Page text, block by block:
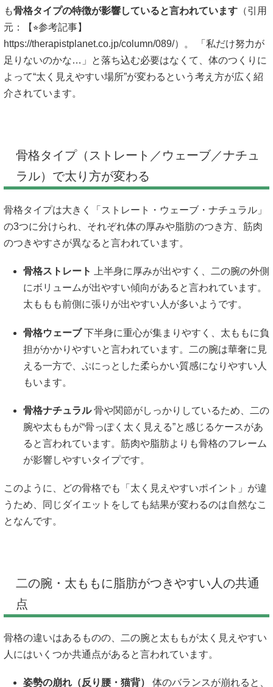
も骨格タイプの特徴が影響していると言われています （引用
元：【⭐︎参考記事】
https://therapistplanet.co.jp/column/089/）。 「私だけ努力が
足りないのかな…」と落ち込む必要はなくて、体のつくりに
よって“太く見えやすい場所”が変わるという考え方が広く紹
介されています。
骨格タイプ（ストレート／ウェーブ／ナチュ
ラル）で太り方が変わる
骨格タイプは大きく「ストレート・ウェーブ・ナチュラル」
の3つに分けられ、それぞれ体の厚みや脂肪のつき方、筋肉
のつきやすさが異なると言われています。
骨格ストレート
上半身に厚みが出やすく、二の腕の外側
にボリュームが出やすい傾向があると言われています。
太ももも前側に張りが出やすい人が多いようです。
骨格ウェーブ下半身に重心が集まりやすく、太ももに負
担がかかりやすいと言われています。二の腕は華奢に見
える一方で、ぷにっとした柔らかい質感になりやすい人
もいます。
骨格ナチュラル骨や関節がしっかりしているため、二の
腕や太ももが“骨っぽく太く見える”と感じるケースがあ
ると言われています。筋肉や脂肪よりも骨格のフレーム
が影響しやすいタイプです。
このように、どの骨格でも「太く見えやすいポイント」が違
うため、同じダイエットをしても結果が変わるのは自然なこ
となんです。
二の腕・太ももに脂肪がつきやすい人の共通
点
骨格の違いはあるものの、二の腕と太ももが太く見えやすい
人にはいくつか共通点があると言われています。
姿勢の崩れ（反り腰・猫背）
体のバランスが崩れると、